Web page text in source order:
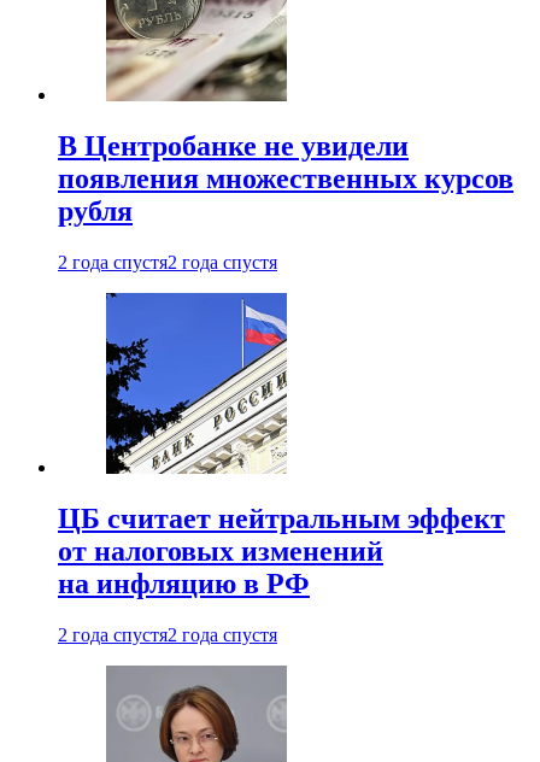
В Центробанке не увидели
появления множественных курсов
рубля
2 года спустя2 года спустя
ЦБ считает нейтральным эффект
от налоговых изменений
на инфляцию в РФ
2 года спустя2 года спустя